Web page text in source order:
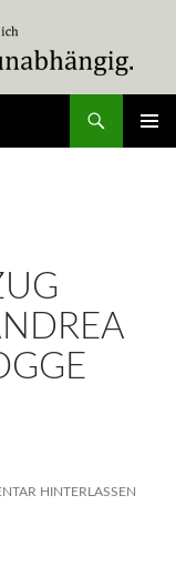
B
T
U
HINTERLASSEN